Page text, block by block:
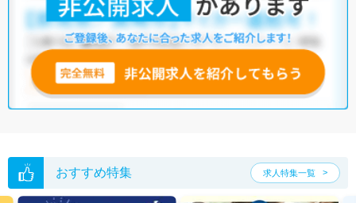
おすすめ特集 求人特集一覧